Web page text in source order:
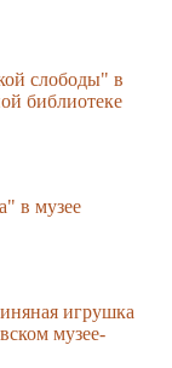
слободы" в
библиотеке
в музее
игрушка
музее-